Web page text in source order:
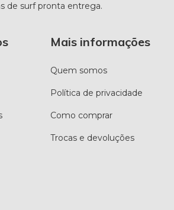
de surf pronta entrega.
Mais informações
Quem somos
Política de privacidade
Como comprar
Trocas e devoluções